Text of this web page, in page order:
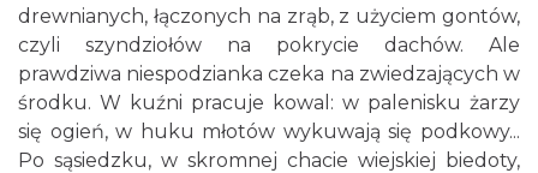
drewnianych, łączonych na zrąb, z użyciem gontów,
czyli szyndziołów na pokrycie dachów. Ale
prawdziwa niespodzianka czeka na zwiedzających w
środku. W kuźni pracuje kowal: w palenisku żarzy
się ogień, w huku młotów wykuwają się podkowy...
Po sąsiedzku, w skromnej chacie wiejskiej biedoty,